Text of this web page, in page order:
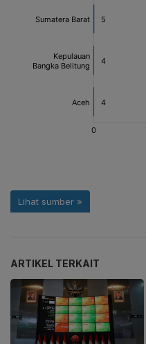
ARTIKEL TERKAIT